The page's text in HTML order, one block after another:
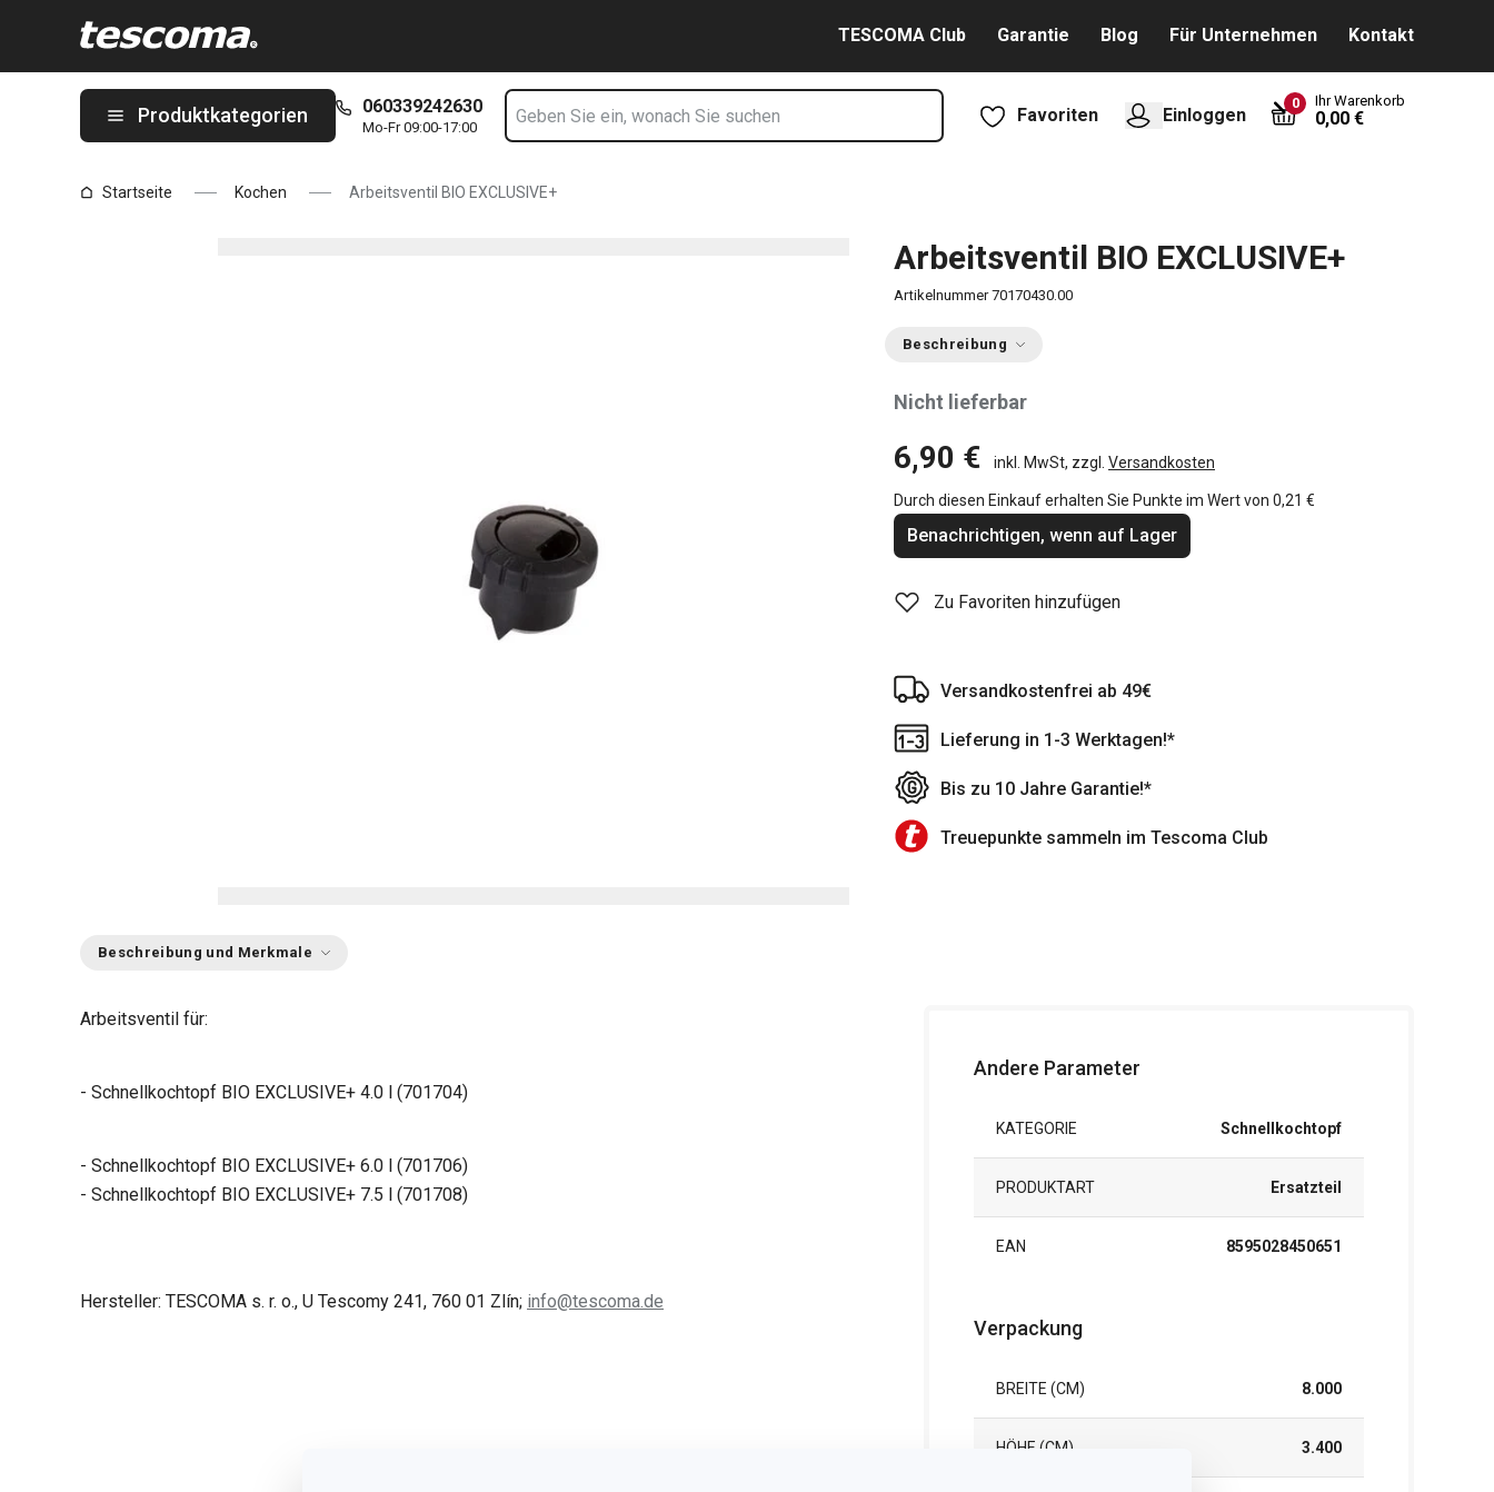
TESCOMA Club Garantie Blog Für Unternehmen Kontakt
Produktkategorien 060339242630
Mo-Fr 09:00-17:00
Favoriten Einloggen
0 Ihr Warenkorb
0,00 €
Startseite Kochen Arbeitsventil BIO EXCLUSIVE+
Arbeitsventil BIO EXCLUSIVE+
Artikelnummer 70170430.00
Beschreibung
Nicht lieferbar
6,90 € inkl. MwSt, zzgl. Versandkosten
Durch diesen Einkauf erhalten Sie Punkte im Wert von 0,21 €
Benachrichtigen, wenn auf Lager
Zu Favoriten hinzufügen
Versandkostenfrei ab 49€
Lieferung in 1-3 Werktagen!*
Bis zu 10 Jahre Garantie!*
Treuepunkte sammeln im Tescoma Club
Beschreibung und Merkmale
Arbeitsventil für:
- Schnellkochtopf BIO EXCLUSIVE+ 4.0 l (701704)
- Schnellkochtopf BIO EXCLUSIVE+ 6.0 l (701706)
- Schnellkochtopf BIO EXCLUSIVE+ 7.5 l (701708)
Hersteller: TESCOMA s. r. o., U Tescomy 241, 760 01 Zlín; info@tescoma.de
Andere Parameter
KATEGORIE Schnellkochtopf
PRODUKTART Ersatzteil
EAN 8595028450651
Verpackung
BREITE (CM) 8.000
HÖHE (CM) 3.400